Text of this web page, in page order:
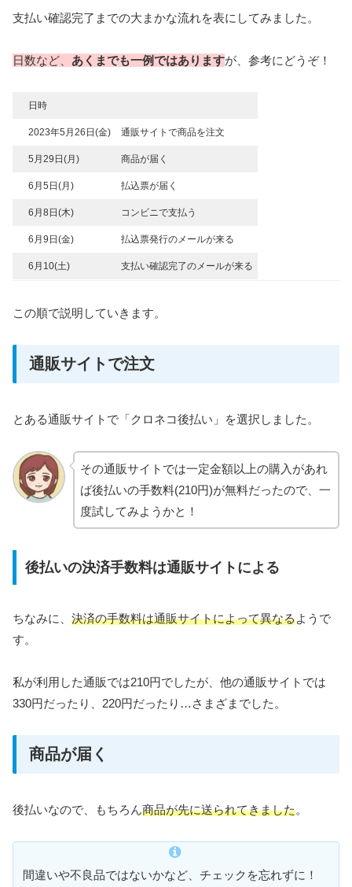
支払い確認完了までの大まかな流れを表にしてみました。
日数など、 あくまでも一例ではありますが、参考にどうぞ！
日時
2023年5月26日(金) 通販サイトで商品を注文
5月29日(月) 商品が届く
6月5日(月) 払込票が届く
6月8日(木) コンビニで支払う
6月9日(金) 払込票発行のメールが来る
6月10(土) 支払い確認完了のメールが来る
この順で説明していきます。
通販サイトで注文
とある通販サイトで「クロネコ後払い」を選択しました。
その通販サイトでは一定金額以上の購入があれ
ば後払いの手数料(210円)が無料だったので、一
度試してみようかと！
後払いの決済手数料は通販サイトによる
ちなみに、 決済の手数料は通販サイトによって異なるようで
す。
私が利用した通販では210円でしたが、他の通販サイトでは
330円だったり、220円だったり…さまざまでした。
商品が届く
後払いなので、もちろん商品が先に送られてきました。
間違いや不良品ではないかなど、チェックを忘れずに！